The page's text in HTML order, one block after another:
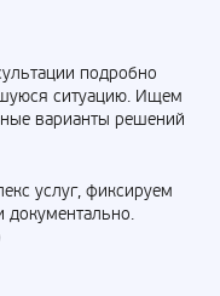
подробно
ситуацию. Ищем
варианты решений
услуг, фиксируем
документально.